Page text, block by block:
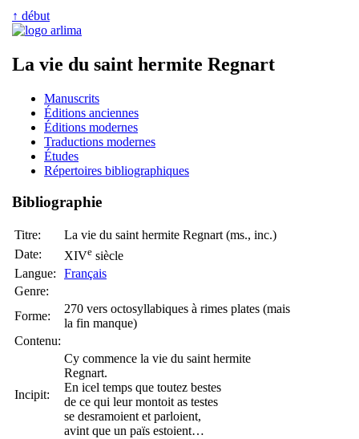
↑ début
La vie du saint hermite Regnart
Manuscrits
Éditions anciennes
Éditions modernes
Traductions modernes
Études
Répertoires bibliographiques
Bibliographie
Titre: La vie du saint hermite Regnart (ms., inc.)
Date:
XIVe siècle
Langue:
Français
Genre:
Forme:
270 vers octosyllabiques à rimes plates (mais
la fin manque)
Contenu:
Incipit:
Cy commence la vie du saint hermite
Regnart.
En icel temps que toutez bestes
de ce qui leur montoit as testes
se desramoient et parloient,
avint que un païs estoient…